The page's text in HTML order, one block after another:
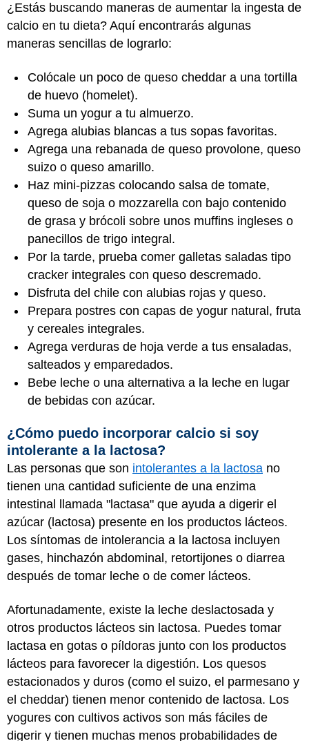
¿Estás buscando maneras de aumentar la ingesta de
calcio en tu dieta? Aquí encontrarás algunas
maneras sencillas de lograrlo:
Colócale un poco de queso cheddar a una tortilla
de huevo (homelet).
Suma un yogur a tu almuerzo.
Agrega alubias blancas a tus sopas favoritas.
Agrega una rebanada de queso provolone, queso
suizo o queso amarillo.
Haz mini-pizzas colocando salsa de tomate,
queso de soja o mozzarella con bajo contenido
de grasa y brócoli sobre unos muffins ingleses o
panecillos de trigo integral.
Por la tarde, prueba comer galletas saladas tipo
cracker integrales con queso descremado.
Disfruta del chile con alubias rojas y queso.
Prepara postres con capas de yogur natural, fruta
y cereales integrales.
Agrega verduras de hoja verde a tus ensaladas,
salteados y emparedados.
Bebe leche o una alternativa a la leche en lugar
de bebidas con azúcar.
¿Cómo puedo incorporar calcio si soy
intolerante a la lactosa?
Las personas que son intolerantes a la lactosa no
tienen una cantidad suficiente de una enzima
intestinal llamada "lactasa" que ayuda a digerir el
azúcar (lactosa) presente en los productos lácteos.
Los síntomas de intolerancia a la lactosa incluyen
gases, hinchazón abdominal, retortijones o diarrea
después de tomar leche o de comer lácteos.
Afortunadamente, existe la leche deslactosada y
otros productos lácteos sin lactosa. Puedes tomar
lactasa en gotas o píldoras junto con los productos
lácteos para favorecer la digestión. Los quesos
estacionados y duros (como el suizo, el parmesano y
el cheddar) tienen menor contenido de lactosa. Los
yogures con cultivos activos son más fáciles de
digerir y tienen muchas menos probabilidades de